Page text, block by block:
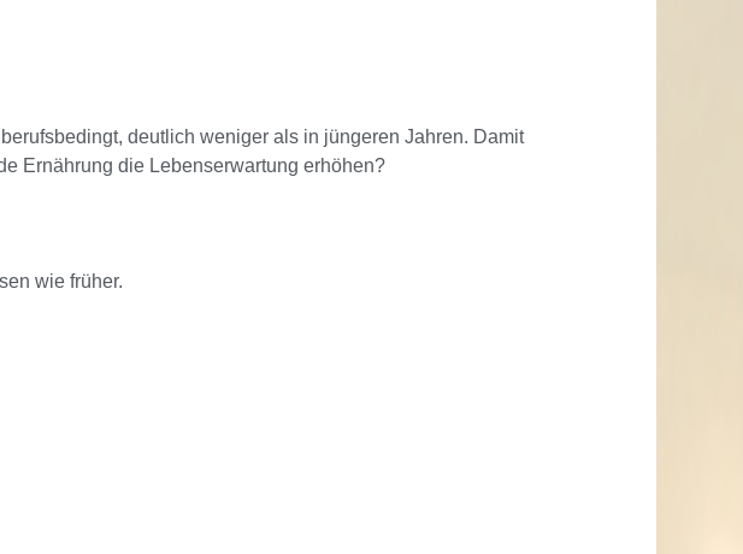
deutlich weniger als in jüngeren Jahren. Damit
Ernährung die Lebenserwartung erhöhen?
wie früher.